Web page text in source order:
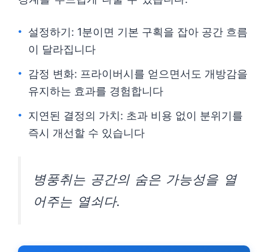
설정하기: 1분이면 기본 구획을 잡아 공간 흐름
이 달라집니다
감정 변화: 프라이버시를 얻으면서도 개방감을
유지하는 효과를 경험합니다
지연된 결정의 가치: 초과 비용 없이 분위기를
즉시 개선할 수 있습니다
병풍취는 공간의 숨은 가능성을 열
어주는 열쇠다.